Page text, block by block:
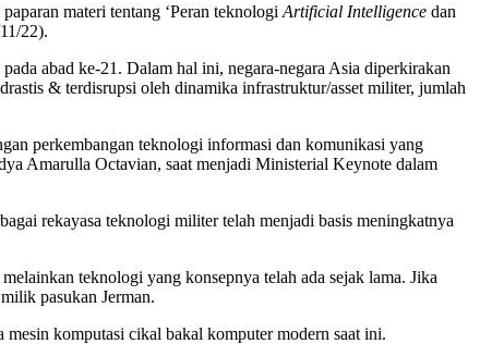
materi tentang ‘Peran teknologi Artificial Intelligence dan
22).
abad ke-21. Dalam hal ini, negara-negara Asia diperkirakan
& terdisrupsi oleh dinamika infrastruktur/asset militer, jumlah
perkembangan teknologi informasi dan komunikasi yang
Amarulla Octavian, saat menjadi Ministerial Keynote dalam
rekayasa teknologi militer telah menjadi basis meningkatnya
teknologi yang konsepnya telah ada sejak lama. Jika
pasukan Jerman.
komputasi cikal bakal komputer modern saat ini.